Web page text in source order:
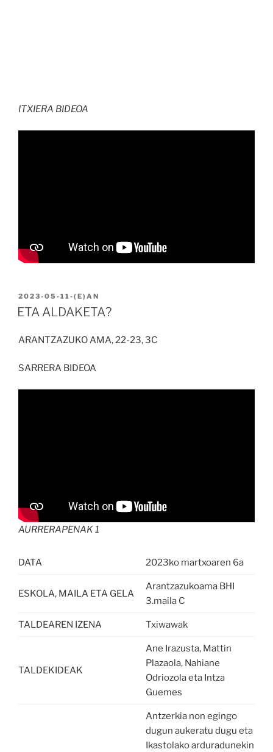
ITXIERA BIDEOA
2023-05-11-(E)AN
ETA ALDAKETA?
ARANTZAZUKO AMA, 22-23, 3C
SARRERA BIDEOA
AURRERAPENAK 1
DATA 2023ko martxoaren 6a
ESKOLA, MAILA ETA GELA
Arantzazukoama BHI
3.maila C
TALDEAREN IZENA Txiwawak
TALDEKIDEAK
Ane Irazusta, Mattin
Plazaola, Nahiane
Odriozola eta Intza
Guemes
Antzerkia non egingo
dugun aukeratu dugu eta
Ikastolako arduradunekin